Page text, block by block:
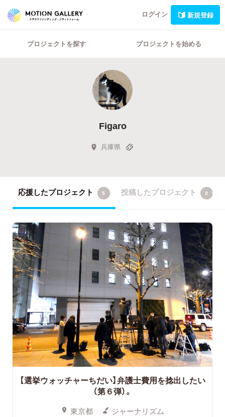
ログイン 新規登録
プロジェクトを探す プロジェクトを始める
Figaro
兵庫県
応援したプロジェクト 5 投稿したプロジェクト 0
【選挙ウォッチャーちだい】弁護士費用を捻出したい
（第６弾）。
東京都 ジャーナリズム